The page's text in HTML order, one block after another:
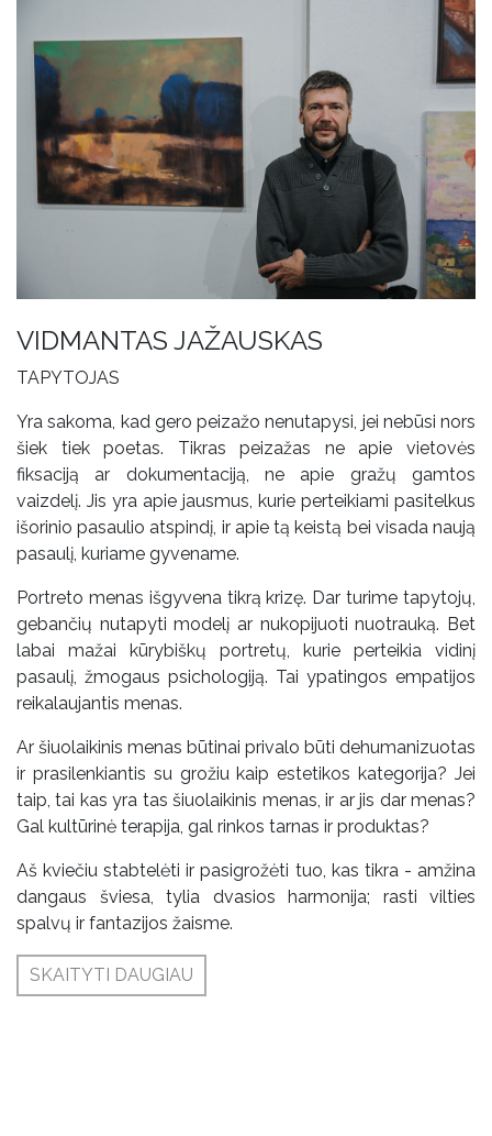
VIDMANTAS JAŽAUSKAS
TAPYTOJAS
Yra sakoma, kad gero peizažo nenutapysi, jei nebūsi nors
šiek tiek poetas. Tikras peizažas ne apie vietovės
fiksaciją ar dokumentaciją, ne apie gražų gamtos
vaizdelį. Jis yra apie jausmus, kurie perteikiami pasitelkus
išorinio pasaulio atspindį, ir apie tą keistą bei visada naują
pasaulį, kuriame gyvename.
Portreto menas išgyvena tikrą krizę. Dar turime tapytojų,
gebančių nutapyti modelį ar nukopijuoti nuotrauką. Bet
labai mažai kūrybiškų portretų, kurie perteikia vidinį
pasaulį, žmogaus psichologiją. Tai ypatingos empatijos
reikalaujantis menas.
Ar šiuolaikinis menas būtinai privalo būti dehumanizuotas
ir prasilenkiantis su grožiu kaip estetikos kategorija? Jei
taip, tai kas yra tas šiuolaikinis menas, ir ar jis dar menas?
Gal kultūrinė terapija, gal rinkos tarnas ir produktas?
Aš kviečiu stabtelėti ir pasigrožėti tuo, kas tikra - amžina
dangaus šviesa, tylia dvasios harmonija; rasti vilties
spalvų ir fantazijos žaisme.
SKAITYTI DAUGIAU